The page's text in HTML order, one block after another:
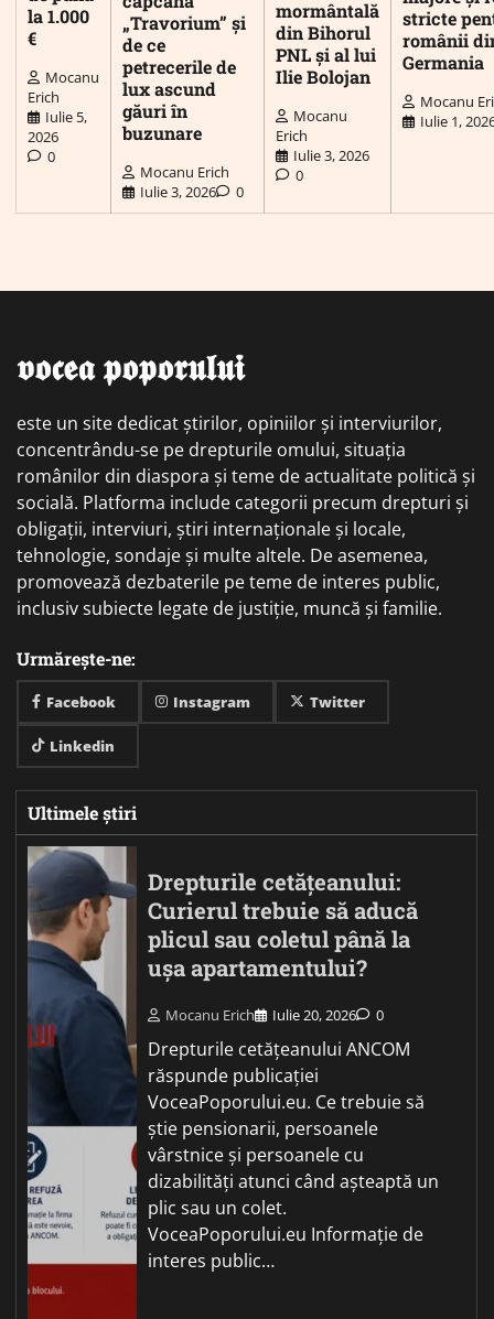
la 1.000
€
Mocanu
Erich
Iulie 5,
2026
0
„Travorium” și
de ce
petrecerile de
lux ascund
găuri în
buzunare
Mocanu Erich
Iulie 3, 2026
0
mormântală
din Bihorul
PNL și al lui
Ilie Bolojan
Mocanu
Erich
Iulie 3, 2026
0
stricte
românii
Germania
Mocanu
Iulie 1,
𝖛𝖔𝖈𝖊𝖆 𝖕𝖔𝖕𝖔𝖗𝖚𝖑𝖚𝖎
este un site dedicat știrilor, opiniilor și interviurilor,
concentrându-se pe drepturile omului, situația
românilor din diaspora și teme de actualitate politică și
socială. Platforma include categorii precum drepturi și
obligații, interviuri, știri internaționale și locale,
tehnologie, sondaje și multe altele. De asemenea,
promovează dezbaterile pe teme de interes public,
inclusiv subiecte legate de justiție, muncă și familie.
Urmărește-ne:
Facebook Instagram Twitter
Linkedin
Ultimele știri
Drepturile cetățeanului:
Curierul trebuie să aducă
plicul sau coletul până la
ușa apartamentului?
Mocanu Erich Iulie 20, 2026 0
Drepturile cetățeanului ANCOM
răspunde publicației
VoceaPoporului.eu. Ce trebuie să
știe pensionarii, persoanele
vârstnice și persoanele cu
dizabilități atunci când așteaptă un
plic sau un colet.
VoceaPoporului.eu Informație de
interes public…